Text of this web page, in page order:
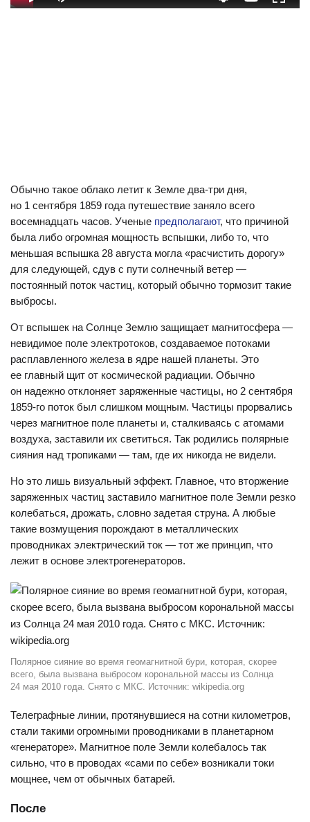
Обычно такое облако летит к Земле два-три дня,
но 1 сентября 1859 года путешествие заняло всего
восемнадцать часов. Ученые предполагают, что причиной
была либо огромная мощность вспышки, либо то, что
меньшая вспышка 28 августа могла «расчистить дорогу»
для следующей, сдув с пути солнечный ветер —
постоянный поток частиц, который обычно тормозит такие
выбросы.
От вспышек на Солнце Землю защищает магнитосфера —
невидимое поле электротоков, создаваемое потоками
расплавленного железа в ядре нашей планеты. Это
ее главный щит от космической радиации. Обычно
он надежно отклоняет заряженные частицы, но 2 сентября
1859-го поток был слишком мощным. Частицы прорвались
через магнитное поле планеты и, сталкиваясь с атомами
воздуха, заставили их светиться. Так родились полярные
сияния над тропиками — там, где их никогда не видели.
Но это лишь визуальный эффект. Главное, что вторжение
заряженных частиц заставило магнитное поле Земли резко
колебаться, дрожать, словно задетая струна. А любые
такие возмущения порождают в металлических
проводниках электрический ток — тот же принцип, что
лежит в основе электрогенераторов.
Полярное сияние во время геомагнитной бури, которая, скорее
всего, была вызвана выбросом корональной массы из Солнца
24 мая 2010 года. Снято с МКС. Источник: wikipedia.org
Телеграфные линии, протянувшиеся на сотни километров,
стали такими огромными проводниками в планетарном
«генераторе». Магнитное поле Земли колебалось так
сильно, что в проводах «сами по себе» возникали токи
мощнее, чем от обычных батарей.
После